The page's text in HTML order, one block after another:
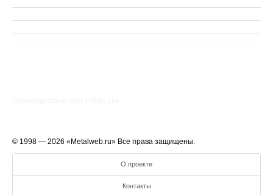
© 1998 — 2026 «Metalweb.ru» Все права защищены.
О проекте
Контакты